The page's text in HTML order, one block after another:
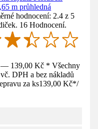
m průhledná
hodnocení: 2.4 z 5
16 Hodnocení.
— 139,00 Kč * Všechny
DPH a bez nákladů
za ks139,00 Kč*/